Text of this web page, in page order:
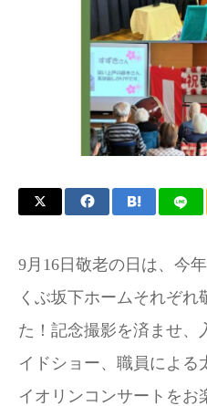
9月16日敬老の日は、今
くぶ坂下ホームそれぞれ
た！記念撮影を済ませ、
イドショー、職員による
イオリンコンサートをお
アクセス
お問い合わせ